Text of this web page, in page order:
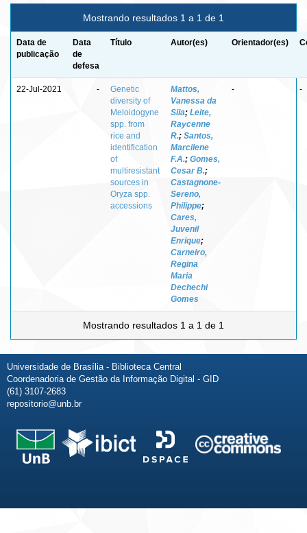
Mostrando resultados 1 a 1 de 1
Data de
publicação
Data
de
defesa
Título Autor(es) Orientador(es)
22-Jul-2021 -
Genetic
diversity of
Meloidogyne
spp. from
rice and
identification
of
multiresistant
sources in
Oryza spp.
accessions
Mattos,
Vanessa da
Sila; Leite,
Raycenne
R.; Santos,
Marcilene
F.A.; Gomes,
Cesar B.;
Castagnone-
Sereno,
Philippe;
Cares,
Juvenil
Enrique;
Carneiro,
Regina
Maria
Dechechi
Gomes
- -
Mostrando resultados 1 a 1 de 1
Universidade de Brasília - Biblioteca Central
Coordenadoria de Gestão da Informação Digital - GID
(61) 3107-2683
repositorio@unb.br